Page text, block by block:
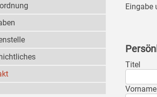
Eingabe
Titel
Vorname